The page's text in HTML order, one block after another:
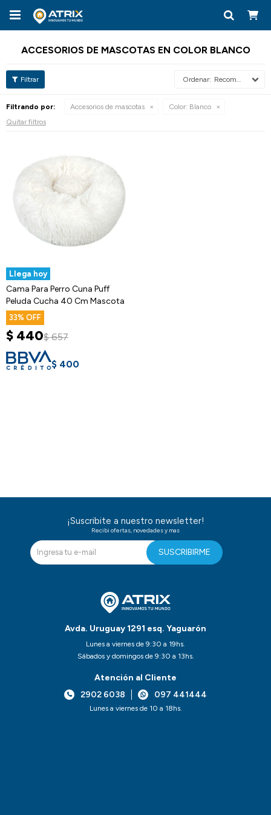

ACCESORIOS DE MASCOTAS EN COLOR BLANCO
Recomendados
Filtrando por: Accesorios de mascotas Color: Blanco
Quitar filtros
Llega hoy
Cama Para Perro Cuna Puff
Peluda Cucha 40 Cm Mascota
33
$ 440$ 657
$ 400
Avda. Uruguay 1291 esq. Yaguarón
Lunes a viernes de 9:30 a 19hs.
Sábados y domingos de 9:30 a 13hs.
Atención al Cliente
2902 6038
097 441444
Lunes a viernes de 10 a 18hs.
¡Suscribite a nuestro newsletter!
Recibi ofertas, novedades y mas
SUSCRIBIRME